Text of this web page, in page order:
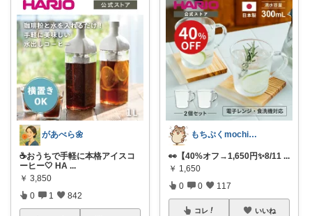
があべら🌼
☕おうちで手軽に本格アイスコ
ーヒー🤍 HA ...
￥ 3,850
0 1 842
もちぷくmochipuku☘️5日感謝
👀【40%オフ→1,650円✨️8/11 ...
￥ 1,650
0 0 117
コレ いいね